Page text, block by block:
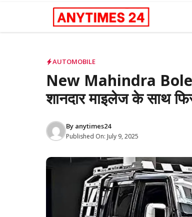
content
AUTOMOBILE
New Mahindra
शानदार माइलेज के साथ
By anytimes24
Published On: July 9, 2025